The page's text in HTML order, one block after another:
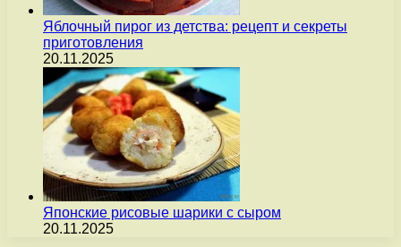
Яблочный пирог из детства: рецепт и секреты
приготовления
20.11.2025
Японские рисовые шарики с сыром
20.11.2025